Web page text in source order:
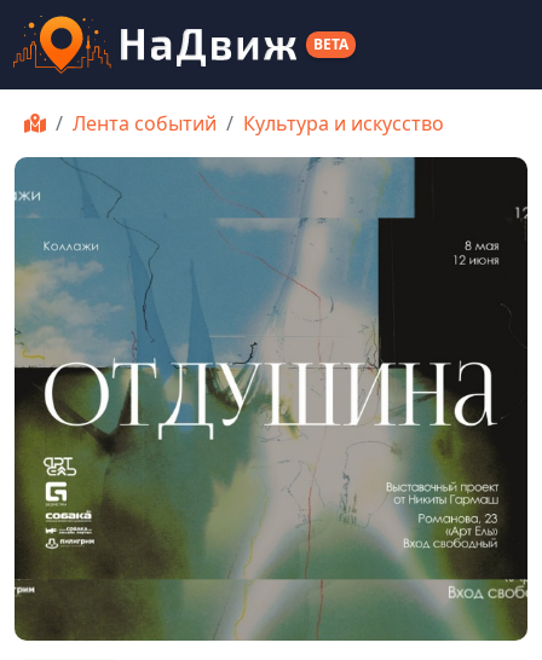
BETA
Лента событий Культура и искусство